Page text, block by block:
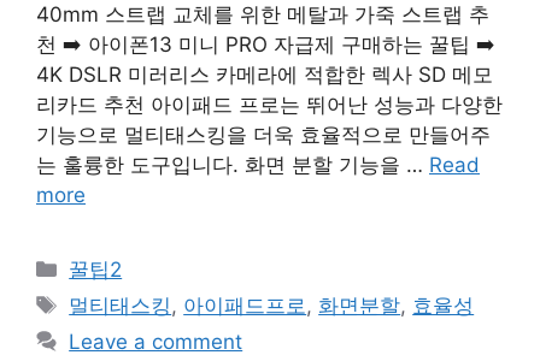
40mm 스트랩 교체를 위한 메탈과 가죽 스트랩 추
천 ➡️ 아이폰13 미니 PRO 자급제 구매하는 꿀팁 ➡️
4K DSLR 미러리스 카메라에 적합한 렉사 SD 메모
리카드 추천 아이패드 프로는 뛰어난 성능과 다양한
기능으로 멀티태스킹을 더욱 효율적으로 만들어주
는 훌륭한 도구입니다. 화면 분할 기능을 … Read
more
Categories
꿀팁2
Tags
멀티태스킹 , 아이패드프로 , 화면분할, 효율성
Leave a comment